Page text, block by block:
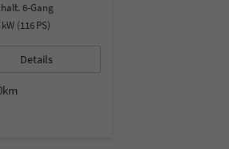
6-Gang
(116 PS)
Details